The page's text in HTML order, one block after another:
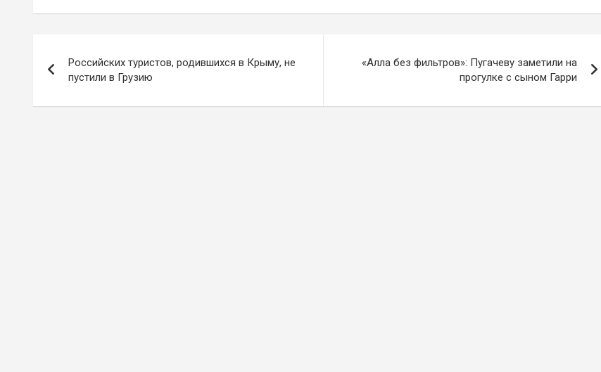
по
записям
Российских туристов, родившихся в Крыму, не
пустили в Грузию
«Алла без фильтров»: Пугачеву заметили на
прогулке с сыном Гарри